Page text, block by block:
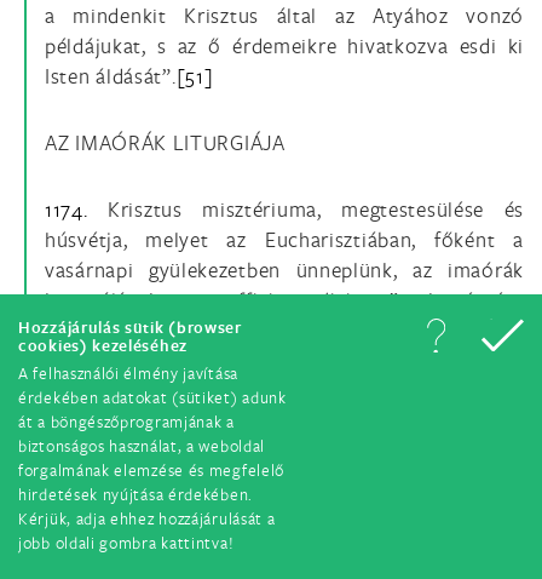
Hozzájárulás sütik (browser
cookies) kezeléséhez
A felhasználói élmény javítása
érdekében adatokat (sütiket) adunk
át a böngészőprogramjának a
biztonságos használat, a weboldal
forgalmának elemzése és megfelelő
hirdetések nyújtása érdekében.
Kérjük, adja ehhez hozzájárulását a
jobb oldali gombra kattintva!
a mindenkit Krisztus által az Atyához vonzó
példájukat, s az ő érdemeikre hivatkozva esdi ki
Isten áldását”.[51]
AZ IMAÓRÁK LITURGIÁJA
1174. Krisztus misztériuma, megtestesülése és
húsvétja, melyet az Eucharisztiában, főként a
vasárnapi gyülekezetben ünneplünk, az imaórák
liturgiájának, az „officium divinum”-nak végzése
által[52]minden áldott nap idejét áthatja és
átalakítja. Az apostoli buzdítást -- „szünet nélkül
kell imádkozni”[53]-- követve a zsolozsma „úgy
van megszerkesztve, hogy Isten dicséretével a
nappalt és az éjszakát megszentelje”.
„Egyház nyilvános imája”,
(klerikusok, szerzetesek és laikusok) a
megkereszteltek királyi papságát gyakorolják. Ha az